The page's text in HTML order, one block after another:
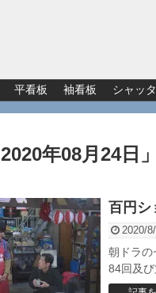
平看板 袖看板 シャッ
2020年08月24日 」
百円シ
2020/
朝ドラの
84回及